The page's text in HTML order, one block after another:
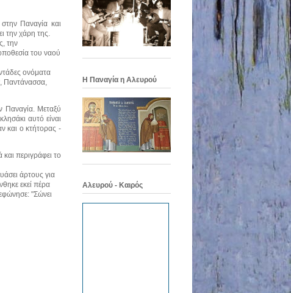
Παναγία και
την χάρη της.
την
του ναού
ονόματα
Παντάνασσα,
Παναγία. Μεταξύ
αυτό είναι
και ο κτήτορας -
περιγράφει το
άρτους για
εκεί πέρα
"Σώνει
Η Παναγία η Αλευρού
Αλευρού - Καιρός